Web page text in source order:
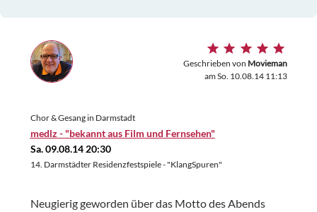
Geschrieben von Movieman
am So. 10.08.14 11:13
Chor & Gesang in Darmstadt
medlz - "bekannt aus Film und Fernsehen"
Sa. 09.08.14 20:30
14. Darmstädter Residenzfestspiele - "KlangSpuren"
Neugierig geworden über das Motto des Abends